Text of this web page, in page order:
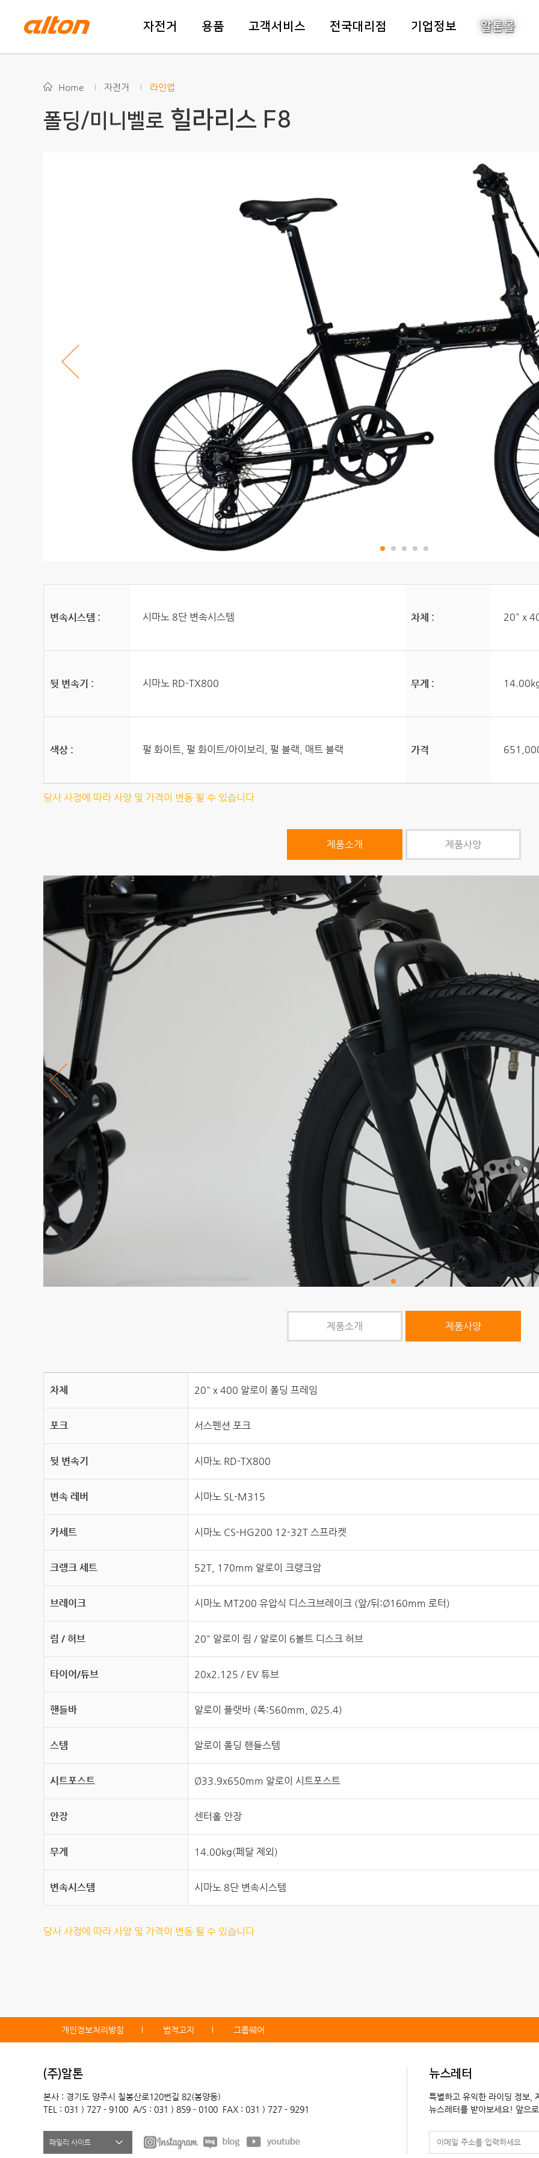
자전거 용품 고객서비스 전국대리점 기업정보 알톤몰
Home 자전거 라인업
폴딩/미니벨로 힐라리스 F8
변속시스템 : 시마노 8단 변속시스템 차체 : 20" x
뒷 변속기 : 시마노 RD-TX800 무게 :
색상 : 펄 화이트, 펄 화이트/아이보리, 펄 블랙, 매트 블랙 가격
당사 사정에 따라 사양 및 가격이 변동 될 수 있습니다
제품소개 제품사양
제품소개 제품사양
차체 20" x 400 알로이 폴딩 프레임
포크 서스펜션 포크
뒷 변속기 시마노 RD-TX800
변속 레버 시마노 SL-M315
카세트 시마노 CS-HG200 12-32T 스프라켓
크랭크 세트 52T, 170mm 알로이 크랭크암
브레이크 시마노 MT200 유압식 디스크브레이크 (앞/뒤:Ø160mm 로터)
림 / 허브 20" 알로이 림 / 알로이 6볼트 디스크 허브
타이어/튜브 20x2.125 / EV 튜브
핸들바 알로이 플랫바 (폭:560mm, Ø25.4)
스템 알로이 폴딩 핸들스템
시트포스트 Ø33.9x650mm 알로이 시트포스트
안장 센터홀 안장
무게 14.00kg(페달 제외)
변속시스템 시마노 8단 변속시스템
당사 사정에 따라 사양 및 가격이 변동 될 수 있습니다
개인정보처리방침 법적고지 그룹웨어
(주)알톤
본사 : 경기도 양주시 칠봉산로120번길 82(봉양동)
TEL : 031 ) 727 - 9100 A/S : 031 ) 859 - 0100 FAX : 031 ) 727 - 9291
패밀리 사이트
뉴스레터
특별하고 유익한 라이딩 정보,
뉴스레터를 받아보세요! 앞으